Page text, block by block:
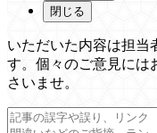
閉じる
いただいた内容は担当
す。個々のご意見には
さいませ。